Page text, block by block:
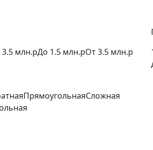
3.5 млн.рДо 1.5 млн.рОт 3.5 млн.р
ПрямоугольнаяСложная